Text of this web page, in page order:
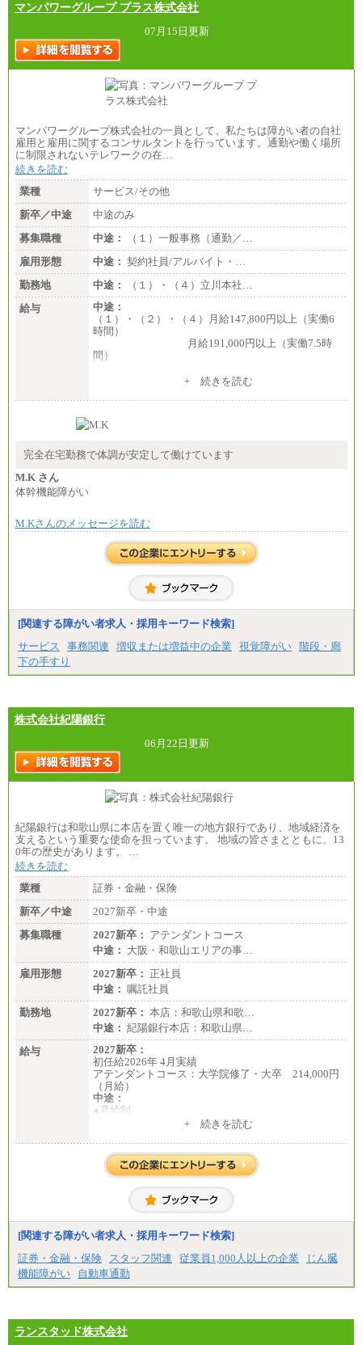
マンパワーグループ プラス株式会社
07月15日更新
マンパワーグループ株式会社の一員として、私たちは障がい者の自社
雇用と雇用に関するコンサルタントを行っています。通勤や働く場所
に制限されないテレワークの在…
続きを読む
業種
サービス/その他
新卒／中途
中途のみ
募集職種
中途：
（１）一般事務（通勤／…
雇用形態
中途： 契約社員/アルバイト・…
勤務地
中途：
（１）・（４）立川本社…
給与
中途：
（１）・（２）・（４）月給147,800円以上（実働6
時間）
月給191,000円以上（実働7.5時
間）
（３）月給191,000円以上（実働7.5時間）
（５）月給147,800円以上（実働6時間）
時給 1,226円（実働4.5時間）
間額換算額）
・退職金相当手当 37円
ざいません。
+ 続きを読む
完全在宅勤務で体調が安定して働けています
M.K さん
体幹機能障がい
M.Kさんのメッセージを読む
[関連する障がい者求人・採用キーワード検索]
サービス
事務関連 増収または増益中の企業 視覚障がい 階段・廊
下の手すり
株式会社紀陽銀行
06月22日更新
紀陽銀行は和歌山県に本店を置く唯一の地方銀行であり、地域経済を
支えるという重要な使命を担っています。 地域の皆さまとともに、13
0年の歴史があります。 …
続きを読む
業種
証券・金融・保険
新卒／中途
2027新卒・中途
募集職種
2027新卒： アテンダントコース
中途： 大阪・和歌山エリアの事…
雇用形態
2027新卒： 正社員
中途： 嘱託社員
勤務地
2027新卒： 本店：和歌山県和歌…
中途： 紀陽銀行本店：和歌山県…
給与
2027新卒：
初任給2026年 4月実績
アテンダントコース：大学院修了・大卒 214,000円
（月給）
中途：
●月給制
月給：185,000円～250,000円 (想定年収：230万円 ～
（163時間/月）
※勤務地、経験により異なります。
+ 続きを読む
[関連する障がい者求人・採用キーワード検索]
証券・金融・保険
スタッフ関連 従業員1,000人以上の企業
じん臓
機能障がい
自動車通勤
ランスタッド株式会社